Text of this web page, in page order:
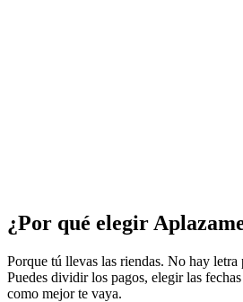
¿Por qué elegir
Porque tú llevas las riendas. No hay letra
Puedes dividir los pagos, elegir las
como mejor te vaya.